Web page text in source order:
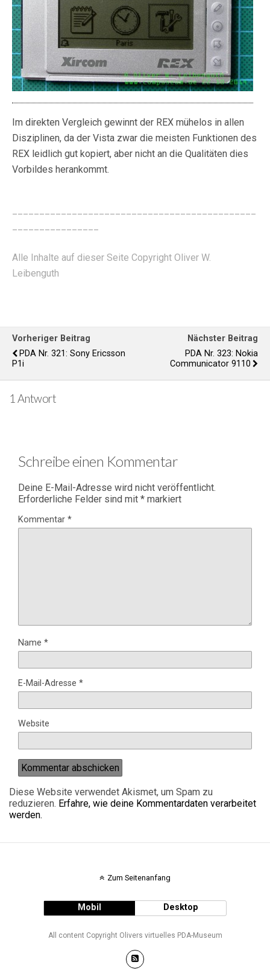
Im direkten Vergleich gewinnt der REX mühelos in allen
Disziplinen, da der Vista zwar die meisten Funktionen des
REX leidlich gut kopiert, aber nicht an die Qualitäten dies
Vorbildes herankommt.
Alle Inhalte auf dieser Seite Copyright Oliver W.
Leibenguth
Vorheriger Beitrag
PDA Nr. 321: Sony Ericsson
P1i
Nächster Beitrag
PDA Nr. 323: Nokia
Communicator 9110
1 Antwort
Schreibe einen Kommentar
Deine E-Mail-Adresse wird nicht veröffentlicht.
Erforderliche Felder sind mit * markiert
Kommentar *
Name *
E-Mail-Adresse *
Website
Diese Website verwendet Akismet, um Spam zu
reduzieren. Erfahre, wie deine Kommentardaten verarbeitet
werden.
Zum Seitenanfang
Mobil Desktop
All content Copyright Olivers virtuelles PDA-Museum